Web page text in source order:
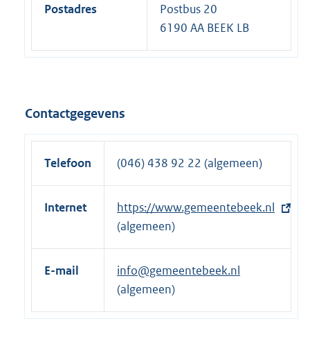
Postadres
Postbus 20
6190 AA BEEK LB
Contactgegevens
Telefoon (046) 438 92 22 (algemeen)
Internet
E
x
t
e
r
e
https://www.gemeentebeek.nl
(algemeen)
E-mail
info@gemeentebeek.nl
(algemeen)